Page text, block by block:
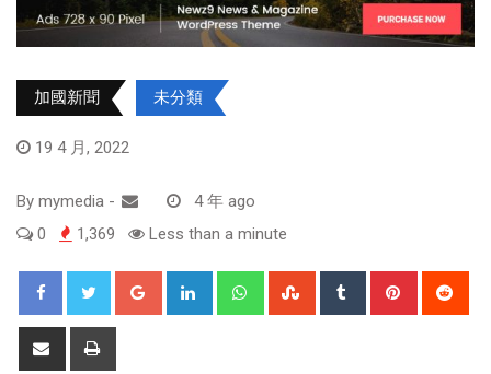
加國新聞 未分類
19 4 月, 2022
By mymedia -
4 年 ago
0
1,369 Less than a minute